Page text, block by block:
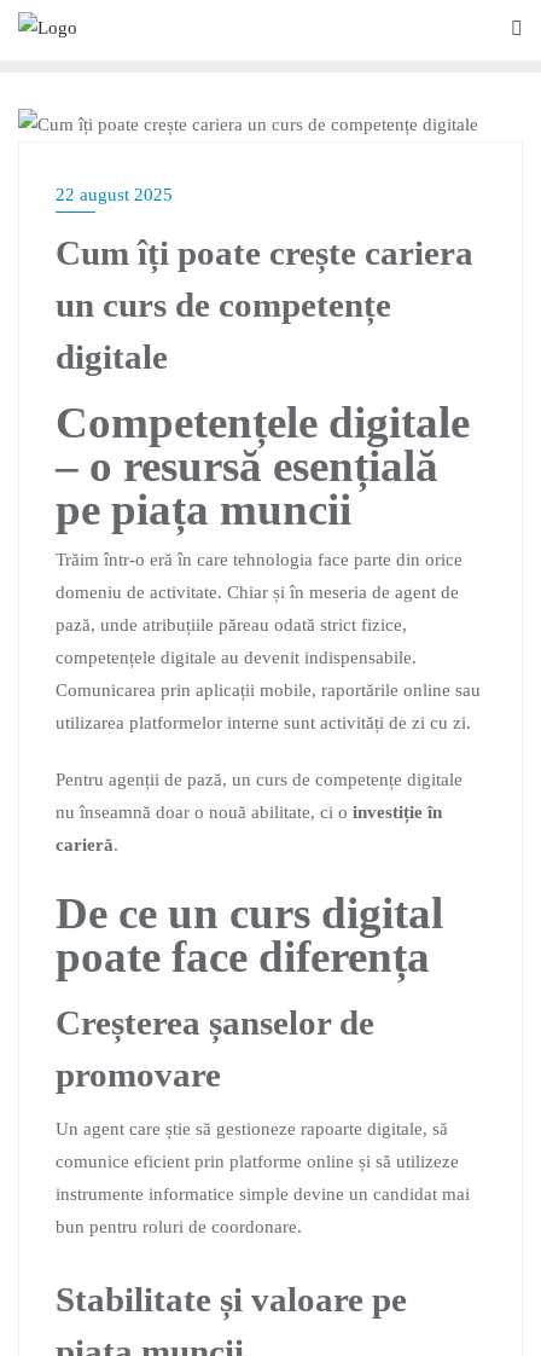
22 august 2025
Cum îți poate crește cariera
un curs de competențe
digitale
Competențele digitale
– o resursă esențială
pe piața muncii
Trăim într-o eră în care tehnologia face parte din orice
domeniu de activitate. Chiar și în meseria de agent de
pază, unde atribuțiile păreau odată strict fizice,
competențele digitale au devenit indispensabile.
Comunicarea prin aplicații mobile, raportările online sau
utilizarea platformelor interne sunt activități de zi cu zi.
Pentru agenții de pază, un curs de competențe digitale
nu înseamnă doar o nouă abilitate, ci o investiție în
carieră.
De ce un curs digital
poate face diferența
Creșterea șanselor de
promovare
Un agent care știe să gestioneze rapoarte digitale, să
comunice eficient prin platforme online și să utilizeze
instrumente informatice simple devine un candidat mai
bun pentru roluri de coordonare.
Stabilitate și valoare pe